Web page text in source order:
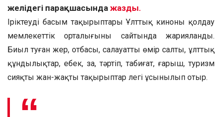
желідегі парақшасында жазды.
Іріктеудің басым тақырыптары Ұлттық киноны қолдау
мемлекеттік орталығының сайтында жарияланды.
Биыл туған жер, отбасы, салауатты өмір салты, ұлттық
құндылықтар, еңбек, заң, тәртіп, табиғат, ғарыш, туризм
сияқты жан-жақты тақырыптар легі ұсынылып отыр.